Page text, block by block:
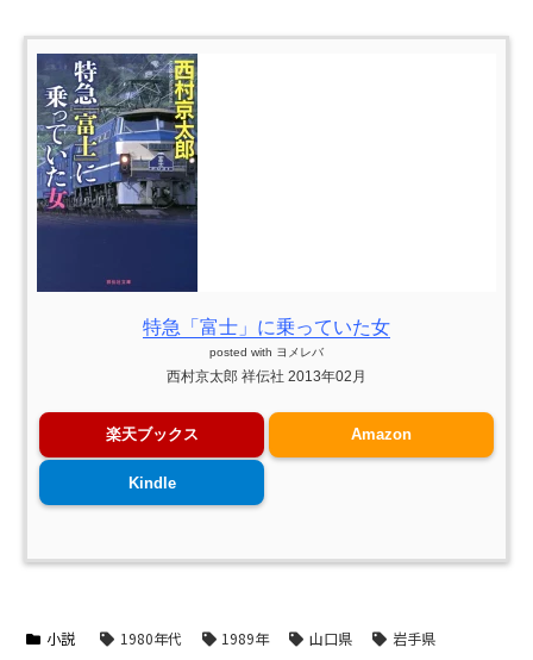
特急「富士」に乗っていた女
posted with ヨメレバ
西村京太郎 祥伝社 2013年02月
楽天ブックス Amazon
Kindle
小説 1980年代 1989年 山口県
岩手県